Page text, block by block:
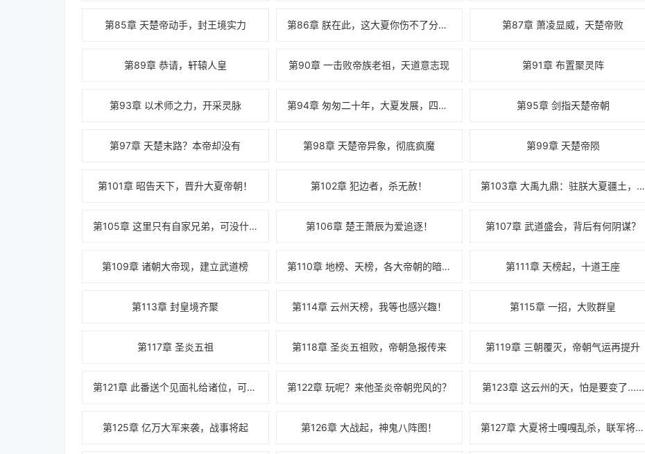
第85章 天楚帝动手，封王境实力 第86章 朕在此，这大夏你伤不了分毫！ 第87章 萧凌显威，天楚帝败
第89章 恭请，轩辕人皇 第90章 一击败帝族老祖，天道意志现 第91章 布置聚灵阵
第93章 以术师之力，开采灵脉 第94章 匆匆二十年，大夏发展，四大军阵 第95章 剑指天楚帝朝
第97章 天楚末路？本帝却没有 第98章 天楚帝异象，彻底疯魔 第99章 天楚帝陨
第101章 昭告天下，晋升大夏帝朝！ 第102章 犯边者，杀无赦！ 第103章 大禹九鼎：驻朕大夏疆土，护朕江山子民！
第105章 这里只有自家兄弟，可没什么君臣 第106章 楚王萧辰为爱追逐！ 第107章 武道盛会，背后有何阴谋？
第109章 诸朝大帝现，建立武道榜 第110章 地榜、天榜，各大帝朝的暗中较量 第111章 天榜起，十道王座
第113章 封皇境齐聚 第114章 云州天榜，我等也感兴趣！ 第115章 一招，大败群皇
第117章 圣炎五祖 第118章 圣炎五祖败，帝朝急报传来 第119章 三朝覆灭，帝朝气运再提升
第121章 此番送个见面礼给诸位，可曾满意？ 第122章 玩呢？来他圣炎帝朝兜风的？ 第123章 这云州的天，怕是要变了......
第125章 亿万大军来袭，战事将起 第126章 大战起，神鬼八阵图！ 第127章 大夏将士嘎嘎乱杀，联军将士啊啊惨叫